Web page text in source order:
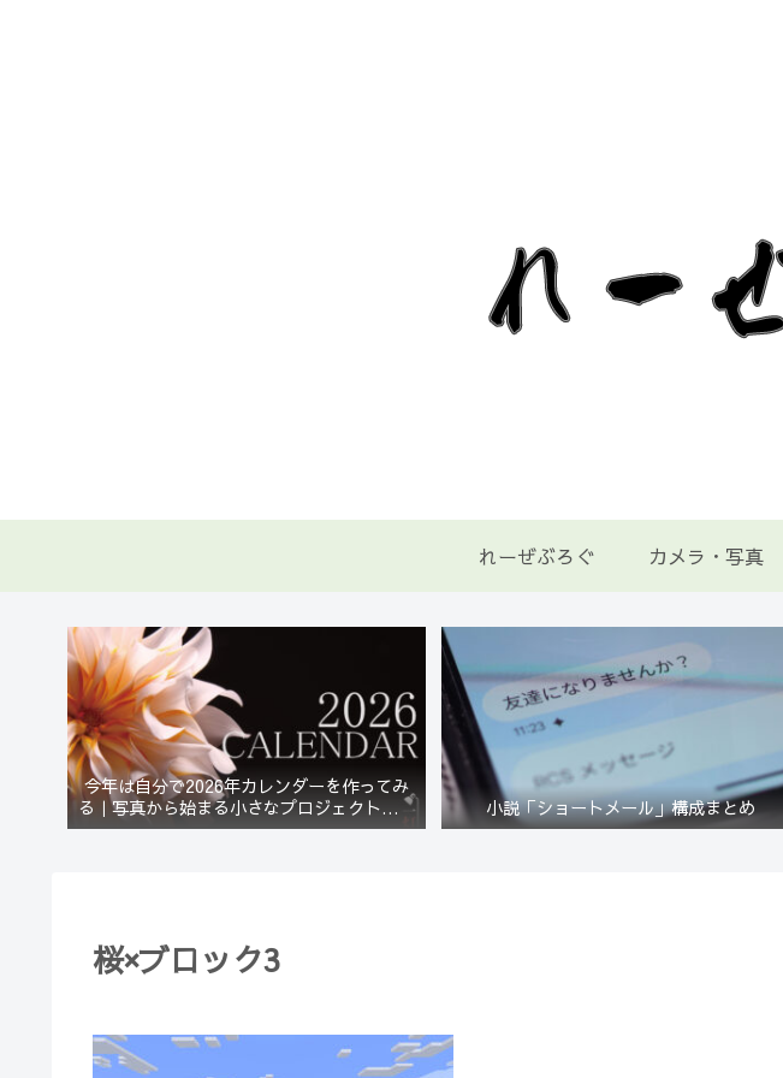
れーぜぶろぐ カメラ・写真
今年は自分で2026年カレンダーを作ってみ
る｜写真から始まる小さなプロジェクト【一
灯花】
小説「ショートメール」構成まとめ
桜×ブロック3